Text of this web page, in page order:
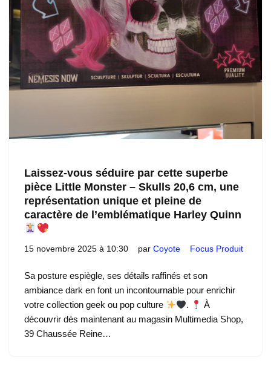
Laissez-vous séduire par cette superbe
pièce Little Monster – Skulls 20,6 cm, une
représentation unique et pleine de
caractère de l’emblématique Harley Quinn
15 novembre 2025 à 10:30 par Coyote Focus Produit
Sa posture espiègle, ses détails raffinés et son
ambiance dark en font un incontournable pour enrichir
votre collection geek ou pop culture
.
À
découvrir dès maintenant au magasin Multimedia Shop,
39 Chaussée Reine…